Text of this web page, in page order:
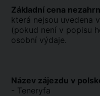
Základní cena
která nejsou uvedena
(pokud není v popisu
osobní výdaje.
Název zájezdu v
- Teneryfa